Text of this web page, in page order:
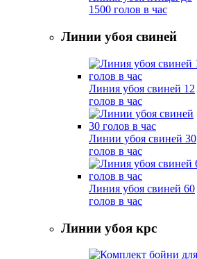
1500 голов в час
Линии убоя свиней
Линия убоя свиней 12
голов в час
Линии убоя свиней 30
голов в час
Линия убоя свиней 60
голов в час
Линии убоя крс